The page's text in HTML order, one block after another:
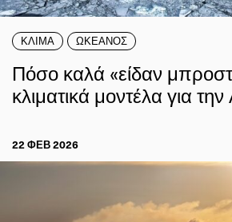
ΚΛΙΜΑ ΩΚΕΑΝΟΣ
Πόσο καλά «είδαν
κλιματικά μοντέλα για την
22 ΦΕΒ 2026